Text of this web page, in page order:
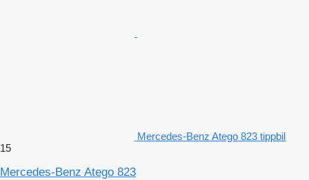
Mercedes-Benz Atego 823 tippbil
15
Mercedes-Benz Atego 823